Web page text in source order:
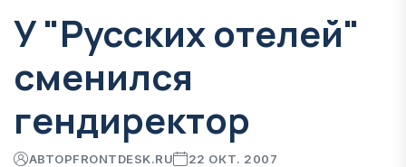
У "Русских отелей"
сменился
гендиректор
АВТОРFRONTDESK.RU 22 ОКТ. 2007